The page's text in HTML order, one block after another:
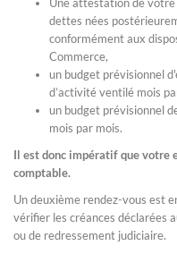
dettes nées
conformément aux
Commerce,
un budget prévisionnel
d’activité ventilé mois
un budget prévisionnel
mois par mois.
Il est donc impératif que votre
comptable.
Un deuxième rendez-vous est
vérifier les créances déclarées
ou de redressement judiciaire.